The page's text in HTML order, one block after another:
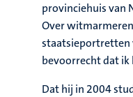
provinciehuis van
Over
staatsieportretten
bevoorrecht dat ik
Dat hij in 2004